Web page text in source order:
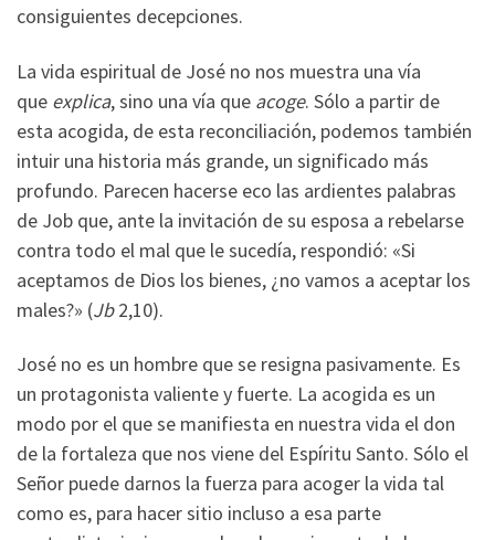
consiguientes decepciones.
La vida espiritual de José no nos muestra una vía
que explica, sino una vía que acoge. Sólo a partir de
esta acogida, de esta reconciliación, podemos también
intuir una historia más grande, un significado más
profundo. Parecen hacerse eco las ardientes palabras
de Job que, ante la invitación de su esposa a rebelarse
contra todo el mal que le sucedía, respondió: «Si
aceptamos de Dios los bienes, ¿no vamos a aceptar los
males?» (Jb2,10).
José no es un hombre que se resigna pasivamente. Es
un protagonista valiente y fuerte. La acogida es un
modo por el que se manifiesta en nuestra vida el don
de la fortaleza que nos viene del Espíritu Santo. Sólo el
Señor puede darnos la fuerza para acoger la vida tal
como es, para hacer sitio incluso a esa parte